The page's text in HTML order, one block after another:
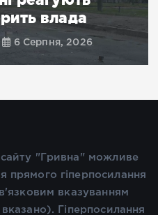
влада
6 Серпня, 2026
сайту "Гривна" можливе
прямого гіперпосилання
вказуванням
Гіперпосилання